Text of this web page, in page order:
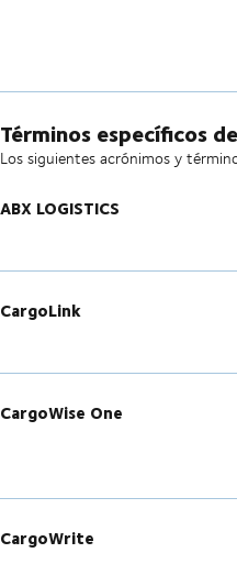
Términos específicos
Los siguientes acrónimos y
ABX LOGISTICS
CargoLink
CargoWise One
CargoWrite